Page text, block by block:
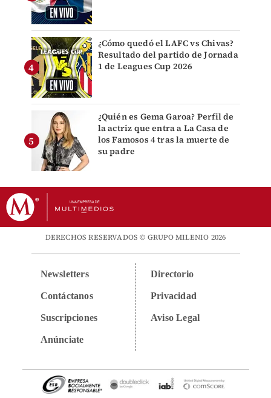
¿Cómo quedó el LAFC vs Chivas?
Resultado del partido de Jornada
1 de Leagues Cup 2026
¿Quién es Gema Garoa? Perfil de
la actriz que entra a La Casa de
los Famosos 4 tras la muerte de
su padre
DERECHOS RESERVADOS © GRUPO MILENIO 2026
Newsletters
Contáctanos
Suscripciones
Anúnciate
Directorio
Privacidad
Aviso Legal